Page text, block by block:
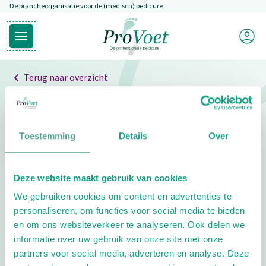
Toestemming Details Over
Deze website maakt gebruik van cookies
We gebruiken cookies om content en advertenties te
personaliseren, om functies voor social media te bieden
en om ons websiteverkeer te analyseren. Ook delen we
informatie over uw gebruik van onze site met onze
partners voor social media, adverteren en analyse. Deze
Overslaan en naar de inhoud gaan
De brancheorganisatie voor de (medisch) pedicure
Open hoofdmenu
Ga naar de homepagina
Mijn
Terug naar overzicht
Professionals
Pedicure niet gevonden
pedicure.